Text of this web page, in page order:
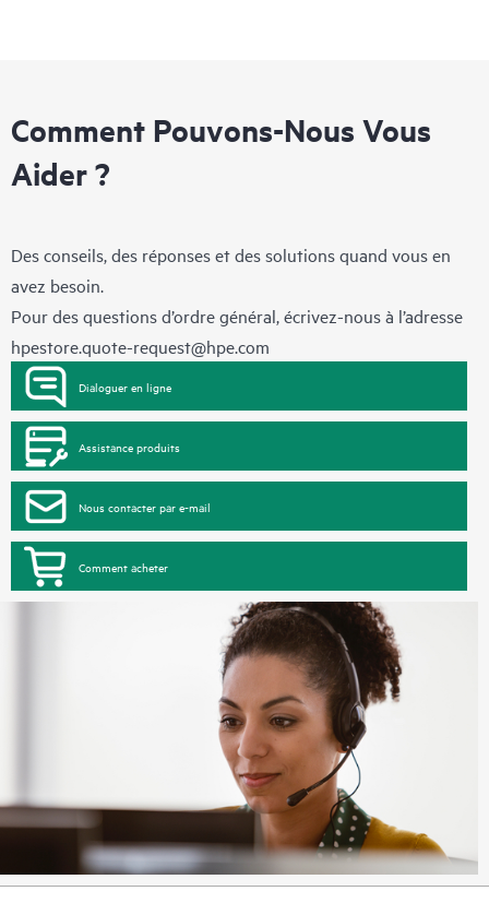
Comment Pouvons-Nous Vous
Aider ?
Des conseils, des réponses et des solutions quand vous en
avez besoin.
Pour des questions d’ordre général, écrivez-nous à l’adresse
hpestore.quote-request@hpe.com
Dialoguer en ligne
Assistance produits
Nous contacter par e-mail
Comment acheter